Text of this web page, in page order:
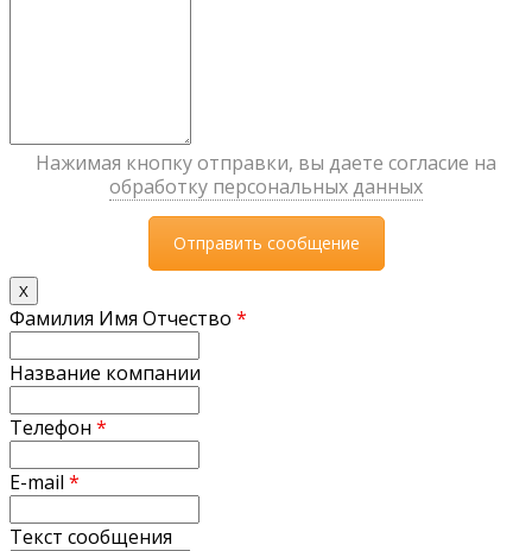
Нажимая кнопку отправки, вы даете согласие на
обработку персональных данных
X
Фамилия Имя Отчество *
Название компании
Телефон *
E-mail *
Текст сообщения